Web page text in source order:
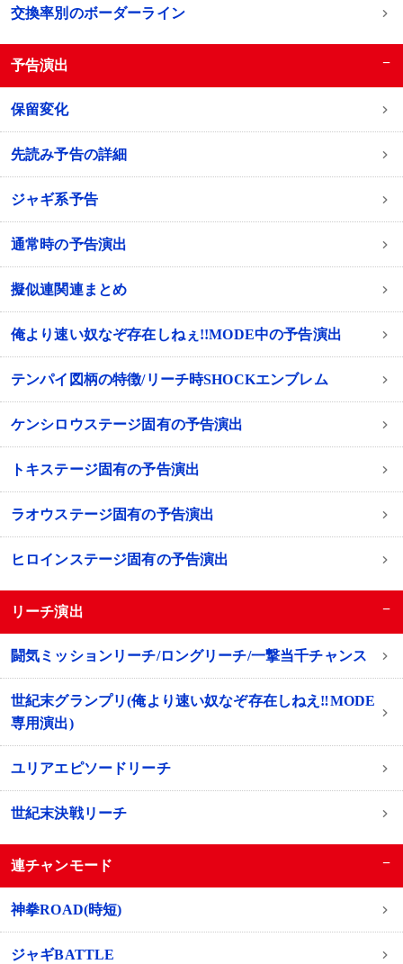
交換率別のボーダーライン
予告演出 −
保留変化
先読み予告の詳細
ジャギ系予告
通常時の予告演出
擬似連関連まとめ
俺より速い奴なぞ存在しねぇ!!MODE中の予告演出
テンパイ図柄の特徴/リーチ時SHOCKエンブレム
ケンシロウステージ固有の予告演出
トキステージ固有の予告演出
ラオウステージ固有の予告演出
ヒロインステージ固有の予告演出
リーチ演出 −
闘気ミッションリーチ/ロングリーチ/一撃当千チャンス
世紀末グランプリ(俺より速い奴なぞ存在しねえ‼MODE
専用演出)
ユリアエピソードリーチ
世紀末決戦リーチ
連チャンモード −
神拳ROAD(時短)
ジャギBATTLE